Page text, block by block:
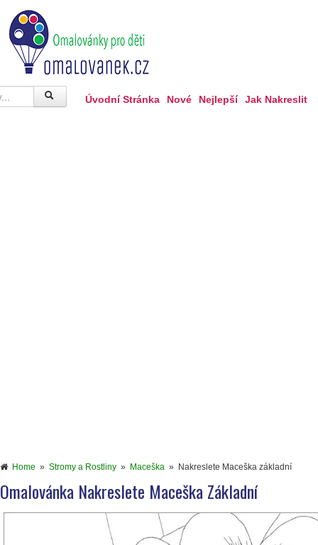
Úvodní Stránka Nové Nejlepší Jak Nakreslit
Home » Stromy a Rostliny » Maceška » Nakreslete Maceška základní
Omalovánka Nakreslete Maceška Základní